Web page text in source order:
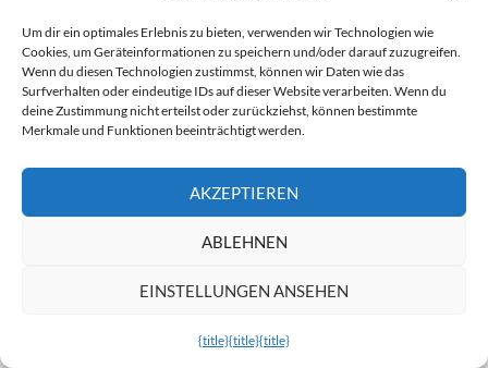
Um dir ein optimales Erlebnis zu bieten, verwenden wir Technologien wie
Cookies, um Geräteinformationen zu speichern und/oder darauf zuzugreifen.
Wenn du diesen Technologien zustimmst, können wir Daten wie das
Surfverhalten oder eindeutige IDs auf dieser Website verarbeiten. Wenn du
deine Zustimmung nicht erteilst oder zurückziehst, können bestimmte
Merkmale und Funktionen beeinträchtigt werden.
AKZEPTIEREN
ABLEHNEN
EINSTELLUNGEN ANSEHEN
{title}{title}{title}